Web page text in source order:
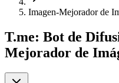
Imagen-Mejorador de
T.me: Bot de
Mejorador de